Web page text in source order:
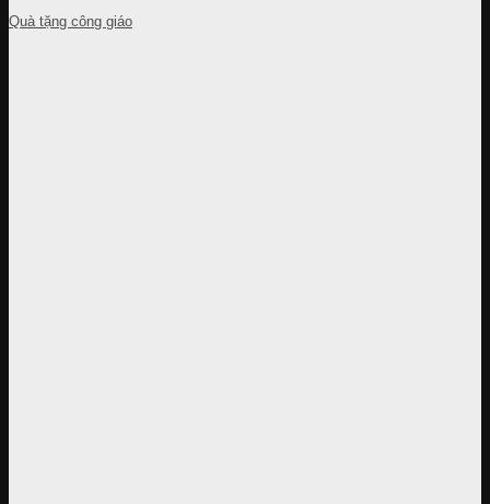
Quà tặng công giáo